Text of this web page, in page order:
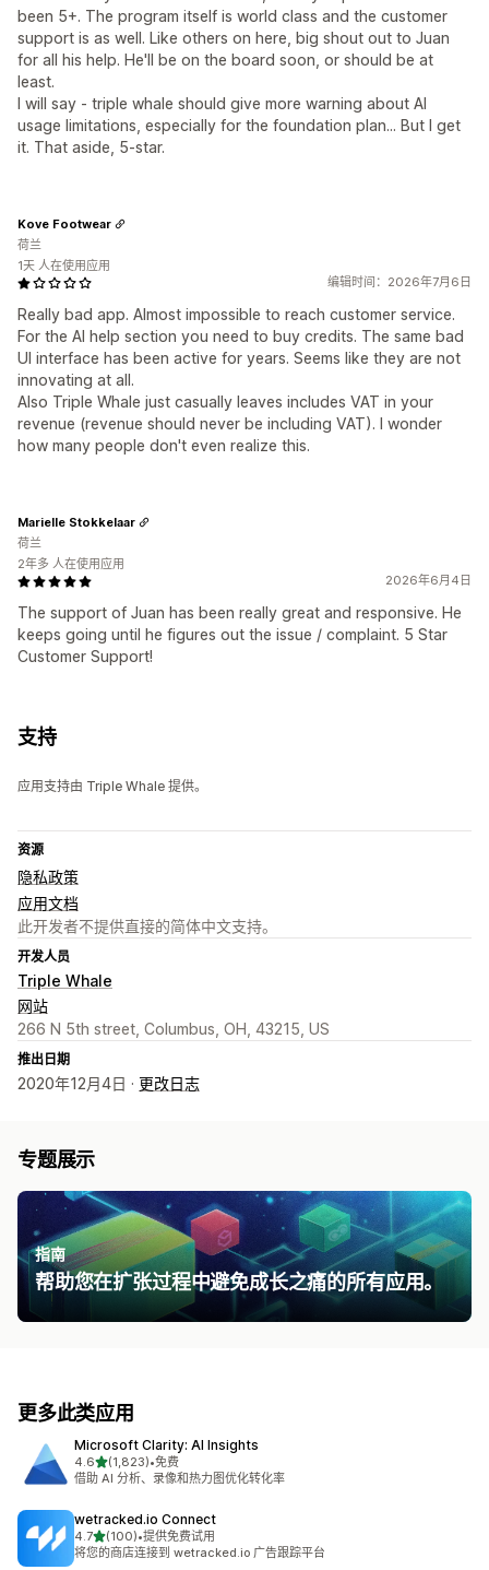
been 5+. The program itself is world class and the customer
support is as well. Like others on here, big shout out to Juan
for all his help. He'll be on the board soon, or should be at
least.
I will say - triple whale should give more warning about AI
usage limitations, especially for the foundation plan... But I get
it. That aside, 5-star.
编辑时间：2026年7月6日
Really bad app. Almost impossible to reach customer service.
For the AI help section you need to buy credits. The same bad
UI interface has been active for years. Seems like they are not
innovating at all.
Also Triple Whale just casually leaves includes VAT in your
revenue (revenue should never be including VAT). I wonder
how many people don't even realize this.
Kove Footwear
荷兰
1天 人在使用应用
2026年6月4日
The support of Juan has been really great and responsive. He
keeps going until he figures out the issue / complaint. 5 Star
Customer Support!
Marielle Stokkelaar
荷兰
2年多 人在使用应用
支持
应用支持由 Triple Whale 提供。
资源
隐私政策
应用文档
此开发者不提供直接的简体中文支持。
开发人员
Triple Whale
网站
266 N 5th street, Columbus, OH, 43215, US
推出日期
2020年12月4日 · 更改日志
专题展示
指南
帮助您在扩张过程中避免成长之痛的所有应用。
更多此类应用
Microsoft Clarity: AI Insights
4.6星（满分 5 星）
(1,823)
总共 1823 条评论
•免费
借助 AI 分析、录像和热力图优化转化率
wetracked.io Connect
4.7星（满分 5 星）
(100)
总共 100 条评论
•提供免费试用
将您的商店连接到 wetracked.io 广告跟踪平台